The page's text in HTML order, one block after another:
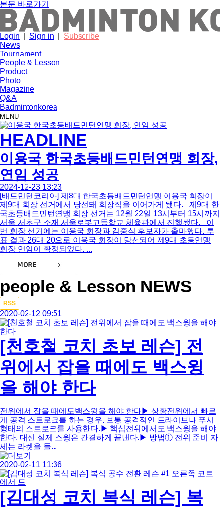
본문 바로가기
Login Sign in
Subscribe
News
Tournament
People & Lesson
Product
Photo
Magazine
Q&A
Badmintonkorea
MENU
HEADLINE
이용국 한국초등배드민턴연맹 회장,
연임 성공
2024-12-23 13:23
[배드민턴코리아] 제8대 한국초등배드민턴연맹 이용국 회장이
제9대 회장 선거에서 당선돼 회장직을 이어가게 됐다. 제9대 한
국초등배드민턴연맹 회장 선거는 12월 22일 13시부터 15시까지
서울 서초구 소재 서울로봇고등학교 체육관에서 진행됐다. 이
번 회장 선거에는 이용국 회장과 김중식 후보자가 출마했다. 투
표 결과 26대 20으로 이용국 회장이 당선되어 제9대 초등연맹
회장 연임이 확정되었다. ...
people & Lesson NEWS
Total
250
건
20
페
이
지
RSS
2020-02-12 09:51
[천호철 코치 초보 레슨] 전
위에서 잡을 때에도 백스윙
을 해야 한다
전위에서 잡을 때에도백스윙을 해야 한다▶ 상황전위에서 빠르
게 공격 스트로크를 하는 경우. 보통 공격적인 드라이브나 푸시
형태의 스트로크를 사용한다.▶ 핵심전위에서도 백스윙을 해야
한다. 대신 실제 스윙은 간결하게 끝낸다.▶ 방법① 전위 준비 자
세는 라켓을 들...
2020-02-11 11:36
[김대성 코치 복식 레슨] 복